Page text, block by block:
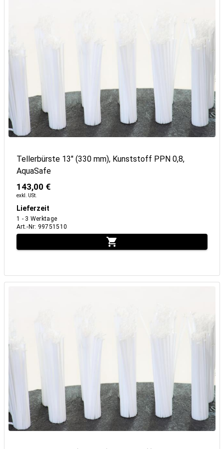
Tellerbürste 13" (330 mm), Kunststoff PPN 0,8,
AquaSafe
143,00 €
exkl. USt.
Lieferzeit
1 - 3 Werktage
Art.-Nr: 99751510